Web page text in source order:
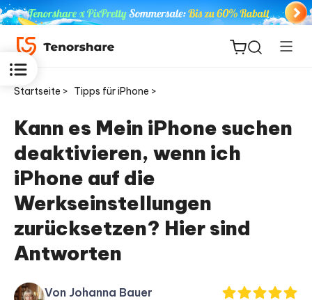
ReiBoot
for iOS
PDNob
PDF
Editor
Startseite > Tipps für iPhone >
Kann es Mein iPhone suchen
deaktivieren, wenn ich
iPhone auf die
Werkseinstellungen
zurücksetzen? Hier sind
Antworten
Von Johanna Bauer